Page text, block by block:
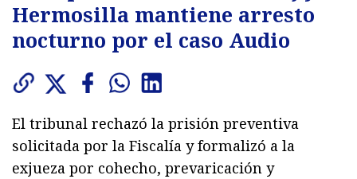
Hermosilla mantiene arresto
nocturno por el caso Audio
El tribunal rechazó la prisión preventiva
solicitada por la Fiscalía y formalizó a la
exjueza por cohecho, prevaricación y